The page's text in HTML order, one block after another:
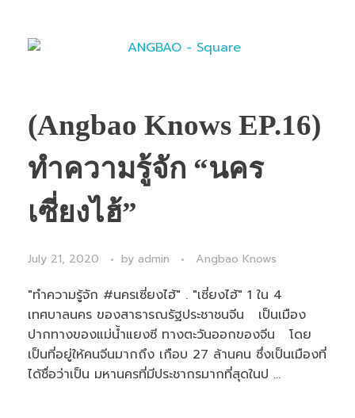
(Angbao Knows EP.16)
ทำความรู้จัก “นคร
เซี่ยงไฮ้”
July 21, 2020 by admin Angbao Knows
"ทำความรู้จัก #นครเซี่ยงไฮ้" . "เซี่ยงไฮ้" 1 ใน 4
เทศบาลนคร ของสาธารณรัฐประชาชนจีน เป็นเมือง
ปากทางของแม่น้ำแยงซี ทางตะวันออกของจีน โดย
เป็นที่อยู่ให้คนจีนมากถึง เกือบ 27 ล้านคน ซึ่งเป็นเมืองที่
ได้ชื่อว่าเป็น มหานครที่มีประชากรมากที่สุดในป ...